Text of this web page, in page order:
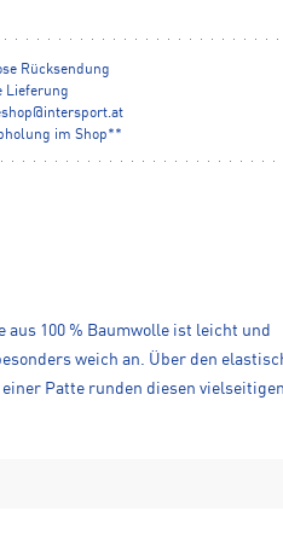
Rücksendung
Lieferung
@ intersport.at
im Shop**
100 % Baumwolle ist leicht und
weich an. Über den
Patte runden diesen vielseitigen